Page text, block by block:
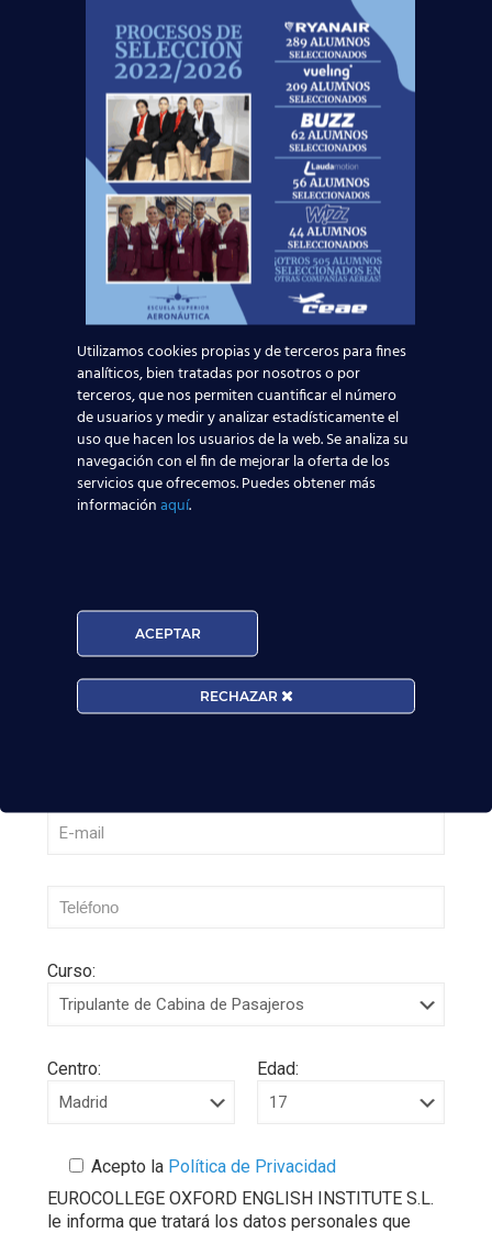
¡No dejesvolaresta oportunidad!
Noticias Relacionadas
¿Cómo son los horarios y días de descanso
de un TCP? Guía real de turnos y vida de
Leer más
Mapa de la aviación global 2025: las rutas más
transitadas y los países con más pasajeros
Leer más
Madrid-Barajas supera los 6 millones de
Leer más
Curso:
Centro: Edad:
Acepto la Política de Privacidad
EUROCOLLEGE OXFORD ENGLISH INSTITUTE S.L.
le informa que tratará los datos personales que
Utilizamos cookies propias y de terceros para fines
analíticos, bien tratadas por nosotros o por
terceros, que nos permiten cuantificar el número
de usuarios y medir y analizar estadísticamente el
uso que hacen los usuarios de la web. Se analiza su
navegación con el fin de mejorar la oferta de los
servicios que ofrecemos. Puedes obtener más
informaciónaquí.
ACEPTAR
RECHAZAR